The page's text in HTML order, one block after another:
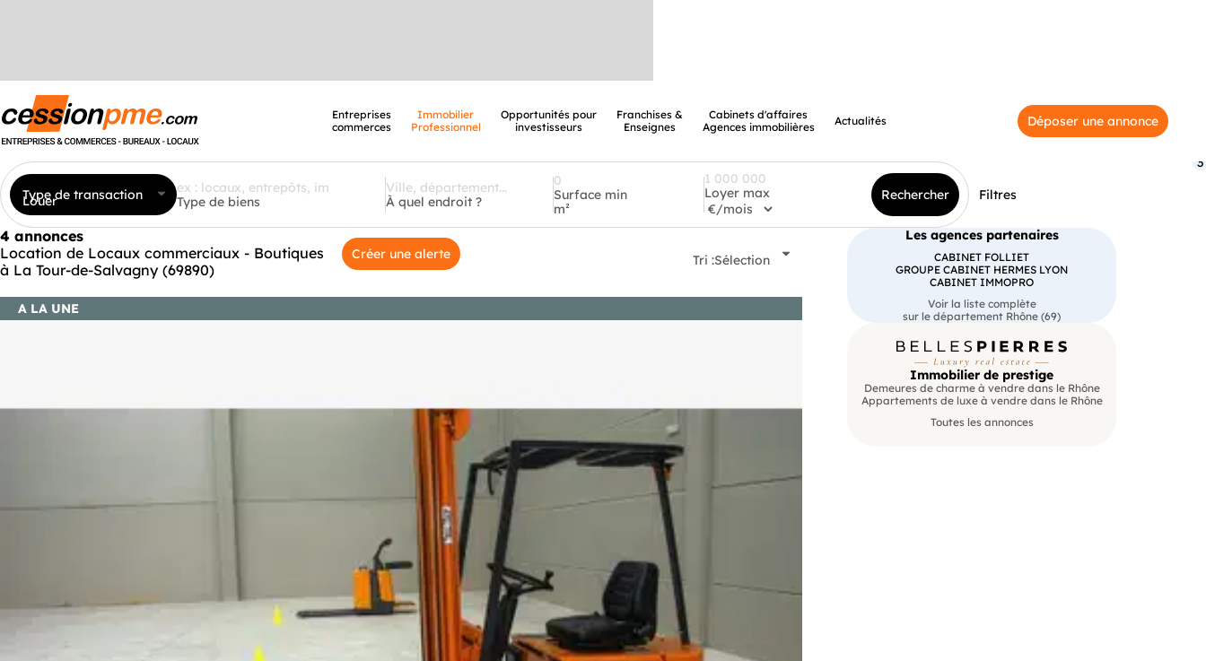
Entreprises
commerces
Immobilier
Professionnel
Opportunités pour
investisseurs
Franchises &
Enseignes
Cabinets d'affaires
Agences immobilières
Actualités Déposer une annonce
Type de transaction
Louer Type de biens À quel endroit ?
Surface min
m²
Loyer max Rechercher Filtres
3
4 annonces
Location de Locaux commerciaux - Boutiques
à La Tour-de-Salvagny (69890)
Créer une alerte Tri :Sélection
A LA UNE
Les agences partenaires
CABINET FOLLIET
GROUPE CABINET HERMES LYON
CABINET IMMOPRO
Voir la liste complète
sur le département Rhône (69)
Immobilier de prestige
Demeures de charme à vendre dans le Rhône
Appartements de luxe à vendre dans le Rhône
Toutes les annonces